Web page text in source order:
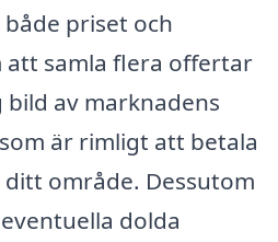
priset och
att samla flera offertar
av marknadens
är rimligt att betala
område. Dessutom
dolda